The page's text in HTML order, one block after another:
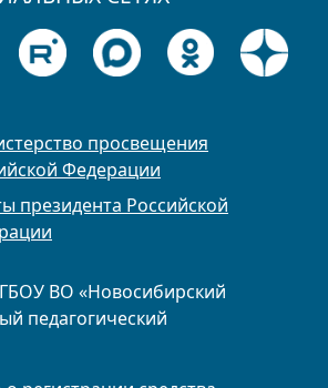
ВО «Новосибирский
педагогический
просвещения
Федерации
президента Российской